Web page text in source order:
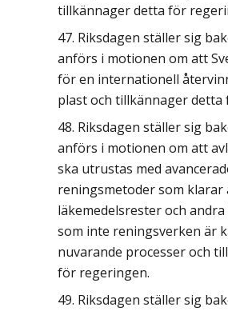
tillkännager detta för
Riksdagen ställer sig
anförs i motionen om att
för en internationell
plast och tillkännager
Riksdagen ställer sig
anförs i motionen om att
ska utrustas med
reningsmetoder som klarar
läkemedelsrester och
som inte reningsverken är
nuvarande processer och
för regeringen.
Riksdagen ställer sig